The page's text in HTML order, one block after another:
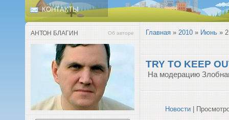
КОНТАКТЫ
АНТОН БЛАГИН Об авторе Главная » 2010 » Июнь »
TRY TO KEEP
На модерацию
Новости |